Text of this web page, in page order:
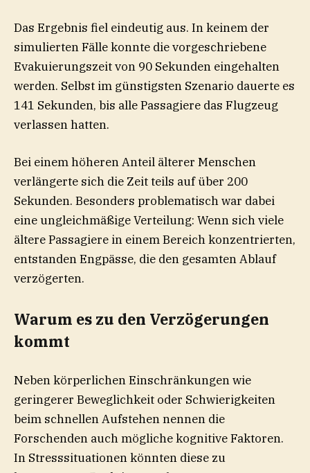
Das Ergebnis fiel eindeutig aus. In keinem der
simulierten Fälle konnte die vorgeschriebene
Evakuierungszeit von 90 Sekunden eingehalten
werden. Selbst im günstigsten Szenario dauerte es
141 Sekunden, bis alle Passagiere das Flugzeug
verlassen hatten.
Bei einem höheren Anteil älterer Menschen
verlängerte sich die Zeit teils auf über 200
Sekunden. Besonders problematisch war dabei
eine ungleichmäßige Verteilung: Wenn sich viele
ältere Passagiere in einem Bereich konzentrierten,
entstanden Engpässe, die den gesamten Ablauf
verzögerten.
Warum es zu den Verzögerungen
kommt
Neben körperlichen Einschränkungen wie
geringerer Beweglichkeit oder Schwierigkeiten
beim schnellen Aufstehen nennen die
Forschenden auch mögliche kognitive Faktoren.
In Stresssituationen könnten diese zu